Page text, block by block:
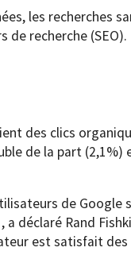
les recherches
de recherche (SEO).
des clics
de la part (2,1%)
de Google
, a déclaré Rand
est satisfait